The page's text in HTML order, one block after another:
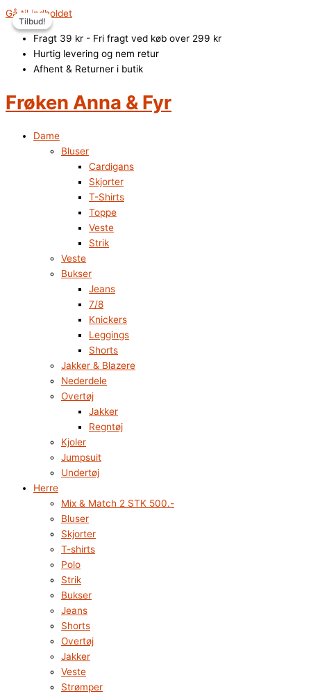
Gå til indholdet
Fragt 39 kr - Fri fragt ved køb over 299 kr
Hurtig levering og nem retur
Afhent & Returner i butik
Frøken Anna & Fyr
Dame
Bluser
Cardigans
Skjorter
T-Shirts
Toppe
Veste
Strik
Veste
Bukser
Jeans
7/8
Knickers
Leggings
Shorts
Jakker & Blazere
Nederdele
Overtøj
Jakker
Regntøj
Kjoler
Jumpsuit
Undertøj
Herre
Mix & Match 2 STK 500.-
Bluser
Skjorter
T-shirts
Polo
Strik
Bukser
Jeans
Shorts
Overtøj
Jakker
Veste
Strømper
Tilbud!
Tilbud!